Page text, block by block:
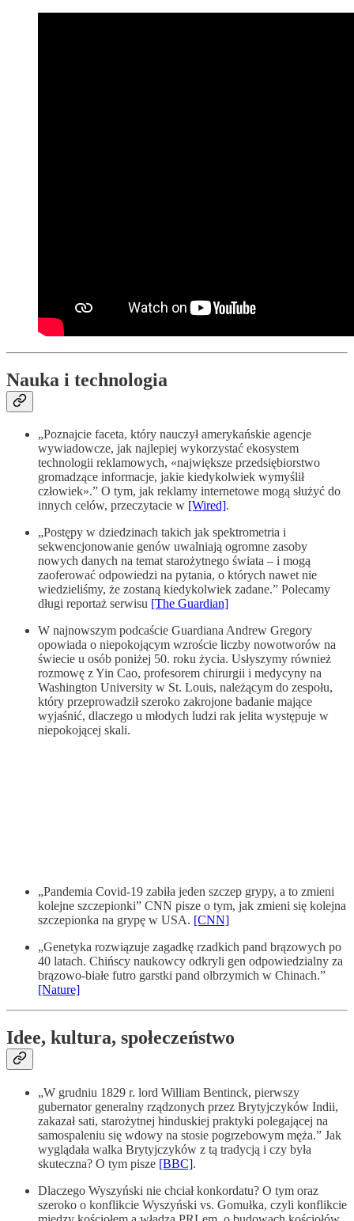
Nauka i technologia
„Poznajcie faceta, który nauczył amerykańskie agencje
wywiadowcze, jak najlepiej wykorzystać ekosystem
technologii reklamowych, «największe przedsiębiorstwo
gromadzące informacje, jakie kiedykolwiek wymyślił
człowiek».” O tym, jak reklamy internetowe mogą służyć do
innych celów, przeczytacie w [Wired].
„Postępy w dziedzinach takich jak spektrometria i
sekwencjonowanie genów uwalniają ogromne zasoby
nowych danych na temat starożytnego świata – i mogą
zaoferować odpowiedzi na pytania, o których nawet nie
wiedzieliśmy, że zostaną kiedykolwiek zadane.” Polecamy
długi reportaż serwisu [The Guardian]
W najnowszym podcaście Guardiana Andrew Gregory
opowiada o niepokojącym wzroście liczby nowotworów na
świecie u osób poniżej 50. roku życia. Usłyszymy również
rozmowę z Yin Cao, profesorem chirurgii i medycyny na
Washington University w St. Louis, należącym do zespołu,
który przeprowadził szeroko zakrojone badanie mające
wyjaśnić, dlaczego u młodych ludzi rak jelita występuje w
niepokojącej skali.
„Pandemia Covid-19 zabiła jeden szczep grypy, a to zmieni
kolejne szczepionki” CNN pisze o tym, jak zmieni się kolejna
szczepionka na grypę w USA. [CNN]
„Genetyka rozwiązuje zagadkę rzadkich pand brązowych po
40 latach. Chińscy naukowcy odkryli gen odpowiedzialny za
brązowo-białe futro garstki pand olbrzymich w Chinach.”
[Nature]
Idee, kultura, społeczeństwo
„W grudniu 1829 r. lord William Bentinck, pierwszy
gubernator generalny rządzonych przez Brytyjczyków Indii,
zakazał sati, starożytnej hinduskiej praktyki polegającej na
samospaleniu się wdowy na stosie pogrzebowym męża.” Jak
wyglądała walka Brytyjczyków z tą tradycją i czy była
skuteczna? O tym pisze [BBC].
Dlaczego Wyszyński nie chciał konkordatu? O tym oraz
szeroko o konflikcie Wyszyński vs. Gomułka, czyli konflikcie